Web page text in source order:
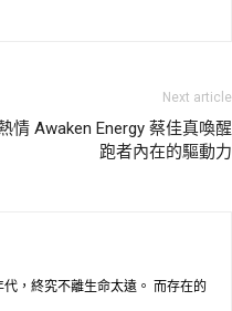
Next article
情 Awaken Energy 蔡佳真喚醒
跑者內在的驅動力
，終究不離生命太遠。 而存在的